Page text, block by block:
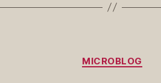
Kategorien
MICROBLOG